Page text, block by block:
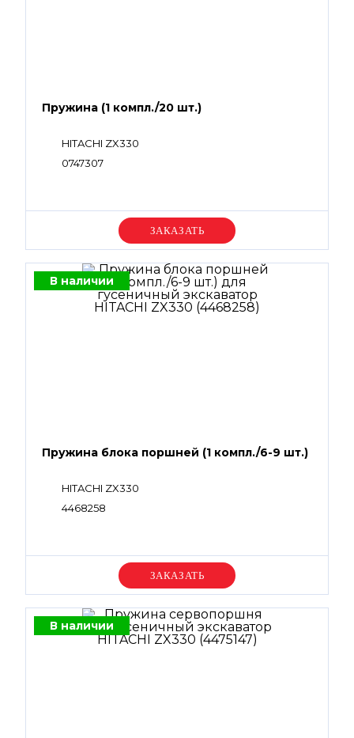
Пружина (1 компл./20 шт.)
HITACHI ZX330
0747307
Уточняйте цену
В наличии
Пружина блока поршней (1 компл./6-9 шт.)
HITACHI ZX330
4468258
Уточняйте цену
В наличии